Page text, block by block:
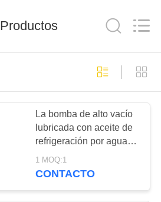
Productos
La bomba de alto vacío
lubricada con aceite de
refrigeración por agua
DFFZ160/700PM-W
1 MOQ:1
CONTACTO